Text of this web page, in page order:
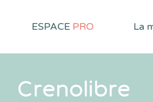
ESPACE PRO La
Crenolibre